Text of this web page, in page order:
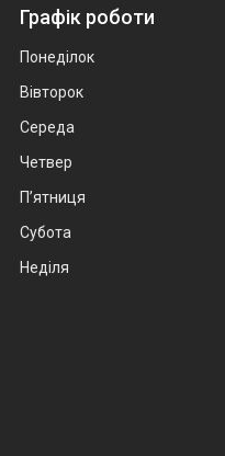
Графік роботи
Понеділок
Вівторок
Середа
Четвер
Пʼятниця
Субота
Неділя